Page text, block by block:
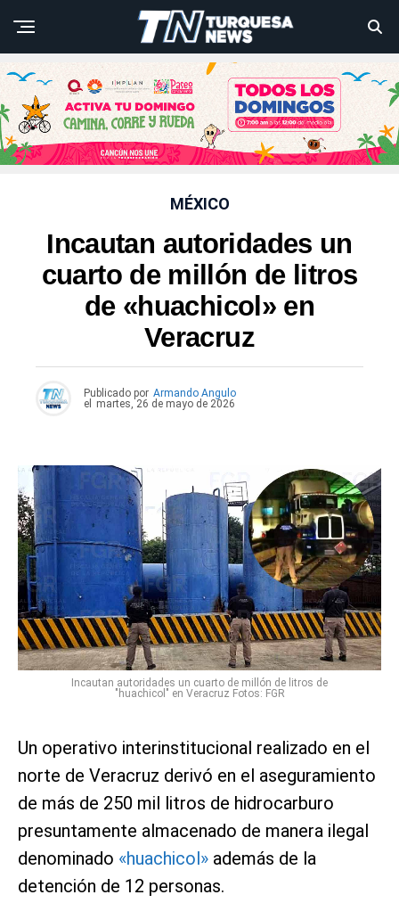
MÉXICO
Incautan autoridades un
cuarto de millón de litros
de «huachicol» en
Veracruz
Publicado por Armando Angulo
el
martes, 26 de mayo de 2026
Incautan autoridades un cuarto de millón de litros de
"huachicol" en Veracruz Fotos: FGR
Un operativo interinstitucional realizado en el
norte de Veracruz derivó en el aseguramiento
de más de 250 mil litros de hidrocarburo
presuntamente almacenado de manera ilegal
denominado «huachicol» además de la
detención de 12 personas.